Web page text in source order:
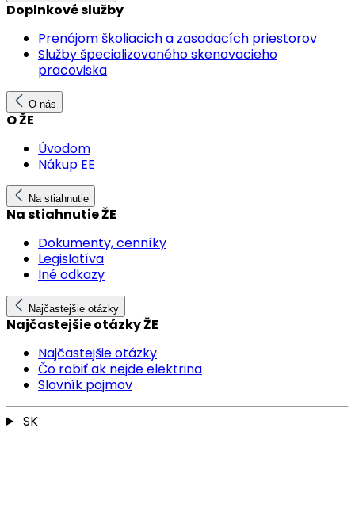
Doplnkové služby
Prenájom školiacich a zasadacích priestorov
Služby špecializovaného skenovacieho
pracoviska
O nás
O ŽE
Úvodom
Nákup EE
Na stiahnutie
Na stiahnutie ŽE
Dokumenty, cenníky
Legislatíva
Iné odkazy
Najčastejšie otázky
Najčastejšie otázky ŽE
Najčastejšie otázky
Čo robiť ak nejde elektrina
Slovník pojmov
SK